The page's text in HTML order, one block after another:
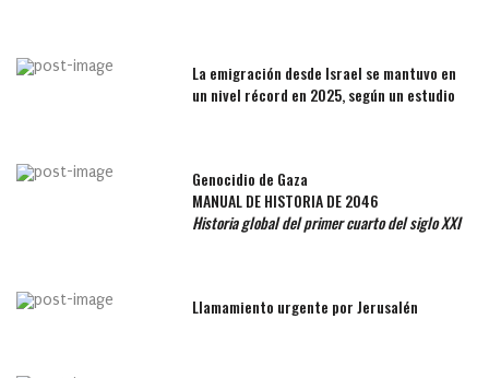
La emigración desde Israel se mantuvo en
un nivel récord en 2025, según un estudio
Genocidio de Gaza
MANUAL DE HISTORIA DE 2046
Historia global del primer cuarto del siglo XXI
Llamamiento urgente por Jerusalén